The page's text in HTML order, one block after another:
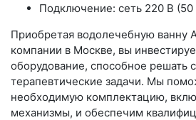
Подключение: сеть 220 В (50
Приобретая водолечебную ванну
компании в Москве, вы
оборудование, способное решать
терапевтические задачи. Мы
необходимую комплектацию,
механизмы, и обеспечим